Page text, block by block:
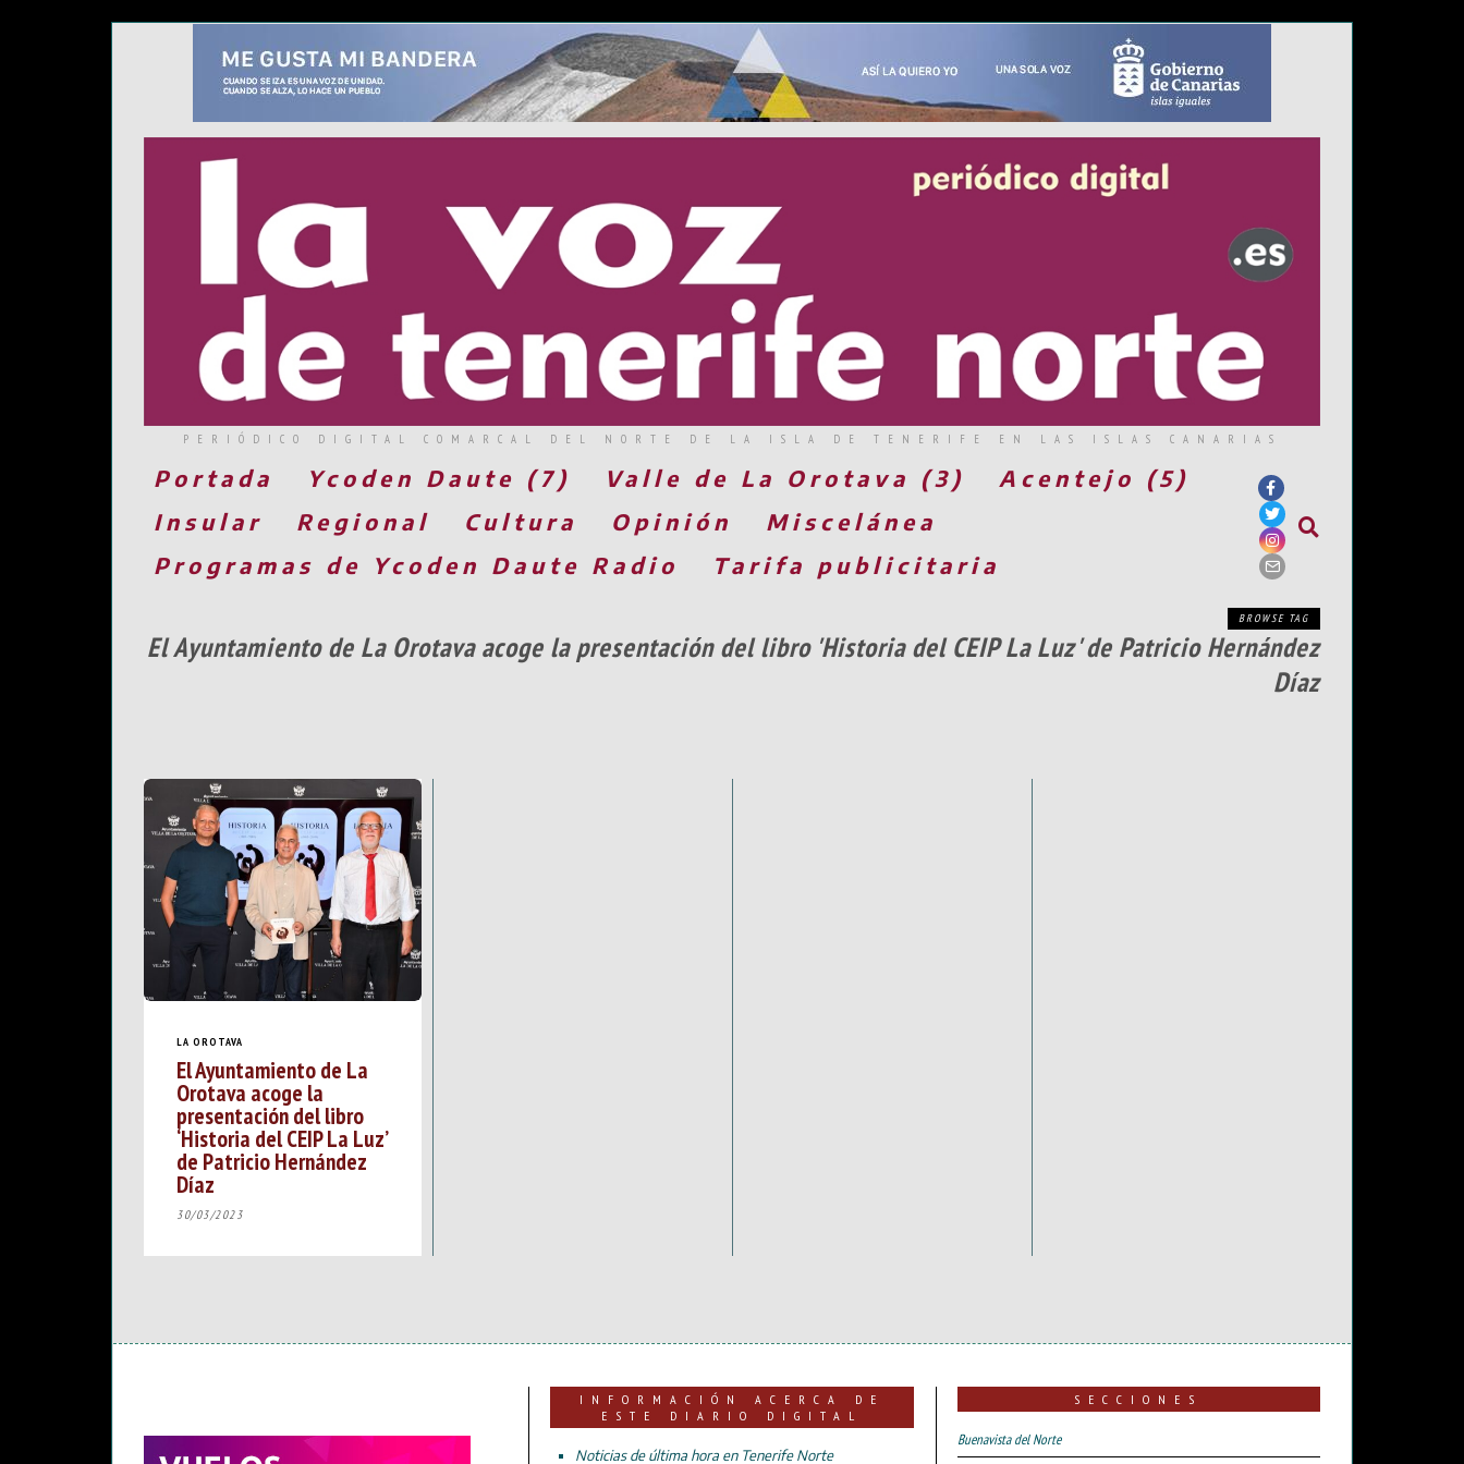
PERIÓDICO DIGITAL COMARCAL DEL NORTE DE LA ISLA DE TENERIFE EN LAS ISLAS CANARIAS
Portada Ycoden Daute (7) Valle de La Orotava (3)
Acentejo (5)
Insular
Regional Cultura Opinión
Miscelánea
Programas de Ycoden Daute Radio
Tarifa publicitaria
BROWSE TAG
El Ayuntamiento de La Orotava acoge la presentación del libro 'Historia del CEIP La Luz' de Patricio Hernández
Díaz
LA OROTAVA
El Ayuntamiento de La
Orotava acoge la
presentación del libro
‘Historia del CEIP La Luz’
de Patricio Hernández
Díaz
30/03/2023
INFORMACIÓN ACERCA DE
ESTE DIARIO DIGITAL
Noticias de última hora en Tenerife Norte
SECCIONES
Buenavista del Norte